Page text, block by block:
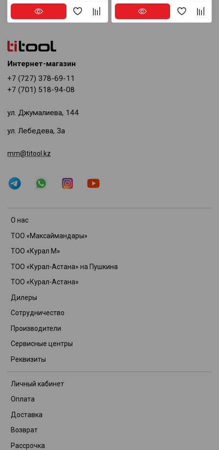
О нас
ТОО «Максаймандары»
ТОО «Курал М»
ТОО «Курал-Астана» на Пушкина
ТОО «Курал-Астана»
Дилеры
Сотрудничество
Производители
Сервисные центры
Реквизиты
Личный кабинет
Оплата
Доставка
Возврат
Рассрочка
Интернет-магазин
+7 (727) 378-69-11
+7 (701) 518-94-08
ул. Джумалиева, 144
ул. Лебедева, 3а
mm@titool.kz